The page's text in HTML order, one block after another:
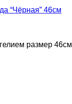
“Чёрная” 46см
размер 46см